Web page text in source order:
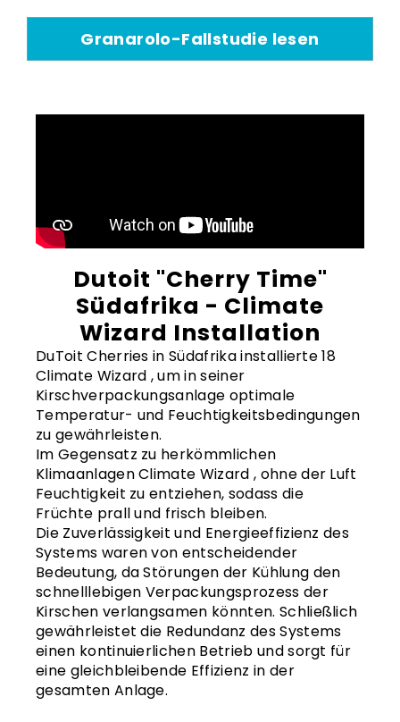
Granarolo-Fallstudie lesen
Dutoit "Cherry Time"
Südafrika - Climate
Wizard Installation
DuToit Cherries in Südafrika installierte 18
Climate Wizard , um in seiner
Kirschverpackungsanlage optimale
Temperatur- und Feuchtigkeitsbedingungen
zu gewährleisten.
Im Gegensatz zu herkömmlichen
Klimaanlagen Climate Wizard , ohne der Luft
Feuchtigkeit zu entziehen, sodass die
Früchte prall und frisch bleiben.
Die Zuverlässigkeit und Energieeffizienz des
Systems waren von entscheidender
Bedeutung, da Störungen der Kühlung den
schnelllebigen Verpackungsprozess der
Kirschen verlangsamen könnten. Schließlich
gewährleistet die Redundanz des Systems
einen kontinuierlichen Betrieb und sorgt für
eine gleichbleibende Effizienz in der
gesamten Anlage.